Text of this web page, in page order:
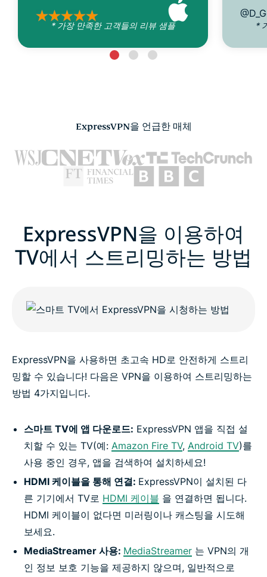
* 가장 만족한 고객들의 리뷰 샘플 *
ExpressVPN을 언급한 매체
ExpressVPN을 이용하여
TV에서 스트리밍하는 방법
ExpressVPN을 사용하면 초고속 HD로 안전하게 스트리
밍할 수 있습니다! 다음은 VPN을 이용하여 스트리밍하는
방법 4가지입니다.
스마트 TV에 앱 다운로드: ExpressVPN 앱을 직접 설
치할 수 있는 TV(예: Amazon Fire TV, Android TV)를
사용 중인 경우, 앱을 검색하여 설치하세요!
HDMI 케이블을 통해 연결: ExpressVPN이 설치된 다
른 기기에서 TV로 HDMI 케이블 을 연결하면 됩니다.
HDMI 케이블이 없다면 미러링이나 캐스팅을 시도해
보세요.
MediaStreamer 사용: MediaStreamer 는 VPN의 개
인 정보 보호 기능을 제공하지 않으며, 일반적으로